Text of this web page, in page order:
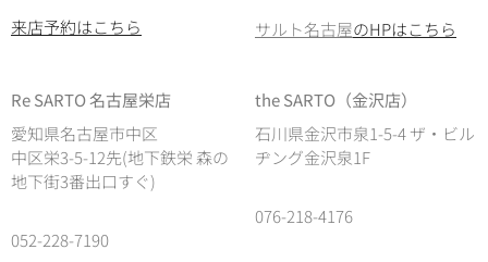
来店予約はこちら サルト名古屋のHPはこちら
Re SARTO 名古屋栄店
愛知県名古屋市中区
中区栄3-5-12先(地下鉄栄 森の
地下街3番出口すぐ)
052-228-7190
the SARTO（金沢店）
石川県金沢市泉1-5-4 ザ・ビル
ヂング金沢泉1F
076-218-4176